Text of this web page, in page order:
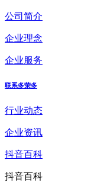
公司简介
企业理念
企业服务
联系多荣多
行业动态
企业资讯
抖音百科
抖音百科